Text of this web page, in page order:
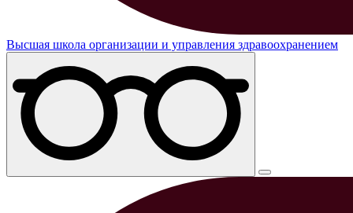
Высшая школа организации и управления здравоохранением